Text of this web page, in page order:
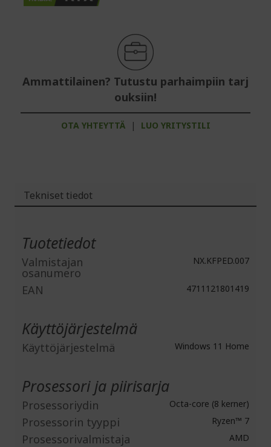
Ammattilainen? Tutustu parhaimpiin tarj
ouksiin!
OTA YHTEYTTÄ | LUO YRITYSTILI
Tekniset tiedot
Tuotetiedot
Valmistajan
osanumero
NX.KFPED.007
EAN 4711121801419
Käyttöjärjestelmä
Käyttöjärjestelmä Windows 11 Home
Prosessori ja piirisarja
Prosessoriydin Octa-core (8 kerner)
Prosessorin tyyppi Ryzen™ 7
Prosessorivalmistaja AMD